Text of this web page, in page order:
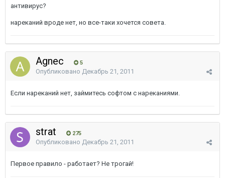
антивирус?
нареканий вроде нет, но все-таки хочется совета.
Agnec 5
Опубликовано Декабрь 21, 2011
Если нареканий нет, займитесь софтом с нареканиями.
strat 275
Опубликовано Декабрь 21, 2011
Первое правило - работает? Не трогай!